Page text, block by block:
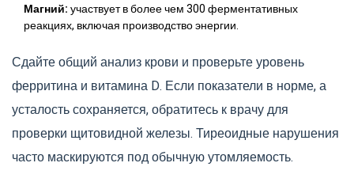
Магний:участвует в более чем 300 ферментативных
реакциях, включая производство энергии.
Сдайте общий анализ крови и проверьте уровень
ферритина и витамина D. Если показатели в норме, а
усталость сохраняется, обратитесь к врачу для
проверки щитовидной железы. Тиреоидные нарушения
часто маскируются под обычную утомляемость.